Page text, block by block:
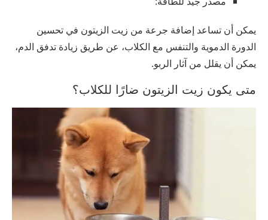
يمكن أن تساعد إضافة جرعة من زيت الزيتون في تحسين
الدورة الدموية والتنفس مع الكلاب، عن طريق زيادة تدفق الدم،
يمكن أن يقلل من آثار الربو.
متى يكون زيت الزيتون ضارًا للكلاب؟